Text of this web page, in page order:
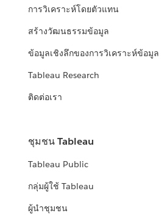
การวิเคราะห์โดยตัวแทน
สร้างวัฒนธรรมข้อมูล
ข้อมูลเชิงลึกของการวิเคราะห์ข้อมูล
Tableau Research
ติดต่อเรา
ชุมชน Tableau
Tableau Public
กลุ่มผู้ใช้ Tableau
ผู้นำชุมชน